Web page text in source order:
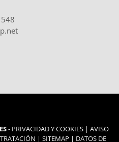
- PRIVACIDAD Y COOKIES| AVISO
| SITEMAP | DATOS DE